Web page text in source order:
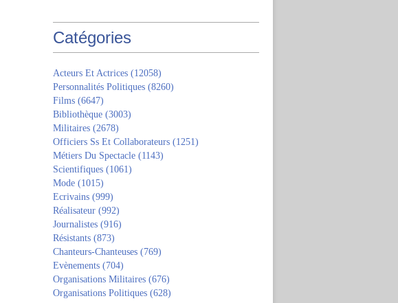
Catégories
Acteurs Et Actrices (12058)
Personnalités Politiques (8260)
Films (6647)
Bibliothèque (3003)
Militaires (2678)
Officiers Ss Et Collaborateurs (1251)
Métiers Du Spectacle (1143)
Scientifiques (1061)
Mode (1015)
Ecrivains (999)
Réalisateur (992)
Journalistes (916)
Résistants (873)
Chanteurs-Chanteuses (769)
Evènements (704)
Organisations Militaires (676)
Organisations Politiques (628)